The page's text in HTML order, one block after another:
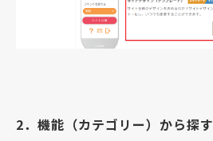
2．機能（カテゴリー）から探す